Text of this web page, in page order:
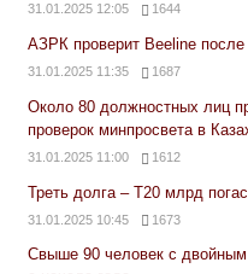
31.01.2025 12:05 1644
АЗРК проверит Beeline
31.01.2025 11:35 1687
Около 80 должностных лиц
проверок минпросвета в
31.01.2025 11:00 1612
Треть долга – Т20 млрд
31.01.2025 10:45 1673
Свыше 90 человек с двойным